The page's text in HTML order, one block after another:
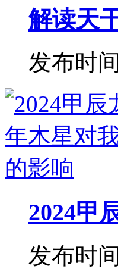
解读天
发布时
2024甲
发布时